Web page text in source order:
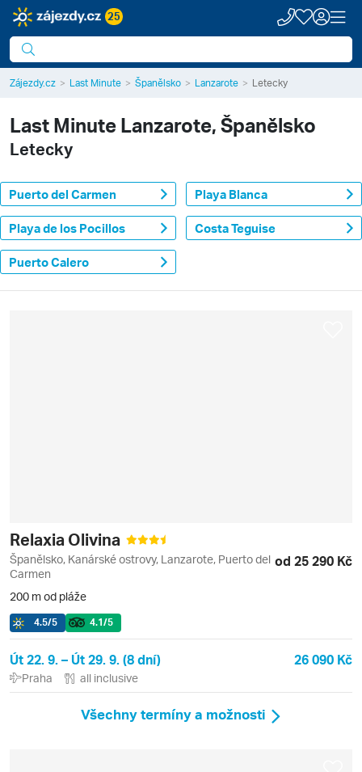
25
Zájezdy.cz Last Minute Španělsko Lanzarote Letecky
Last MinuteLanzarote, Španělsko
Letecky
Puerto del Carmen Playa Blanca
Playa de los Pocillos Costa Teguise
Puerto Calero
Relaxia Olivina
Španělsko, Kanárské ostrovy, Lanzarote, Puerto del
Carmen
od 25 290 Kč
200 m od pláže
4.5/5 4.1/5
Út 22. 9. – Út 29. 9. (8 dní) 26 090 Kč
Praha all inclusive
Všechny termíny a možnosti